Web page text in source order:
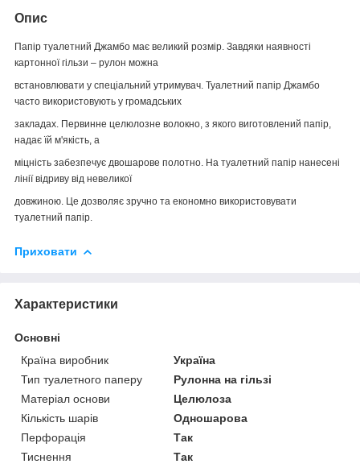
Опис
Папір туалетний Джамбо має великий розмір. Завдяки наявності
картонної гільзи – рулон можна
встановлювати у спеціальний утримувач. Туалетний папір Джамбо
часто використовують у громадських
закладах. Первинне целюлозне волокно, з якого виготовлений папір,
надає їй м'якість, а
міцність забезпечує двошарове полотно. На туалетний папір нанесені
лінії відриву від невеликої
довжиною. Це дозволяє зручно та економно використовувати
туалетний папір.
Приховати
Характеристики
Основні
Країна виробник
Україна
Тип туалетного паперу
Рулонна на гільзі
Матеріал основи
Целюлоза
Кількість шарів
Одношарова
Перфорація
Так
Тиснення
Так